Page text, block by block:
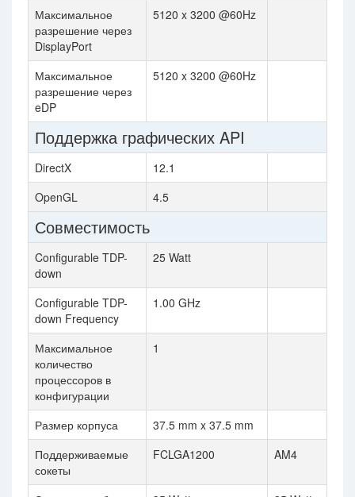
Максимальное
разрешение через
DisplayPort
5120 x 3200 @60Hz
Максимальное
разрешение через
eDP
5120 x 3200 @60Hz
Поддержка графических API
DirectX
12.1
OpenGL
4.5
Совместимость
Configurable TDP-
down
25 Watt
Configurable TDP-
down Frequency
1.00 GHz
Максимальное
количество
процессоров в
конфигурации
1
Размер корпуса
37.5 mm x 37.5 mm
Поддерживаемые
сокеты
FCLGA1200 AM4